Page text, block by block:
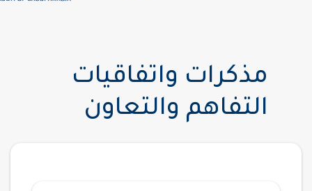
مذكرات واتفاقيات
التفاهم والتعاون